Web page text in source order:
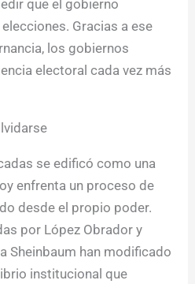
que el gobierno
Gracias a ese
los gobiernos
electoral cada vez más
se edificó como una
enfrenta un proceso de
desde el propio poder.
por López Obrador y
Sheinbaum han modificado
institucional que